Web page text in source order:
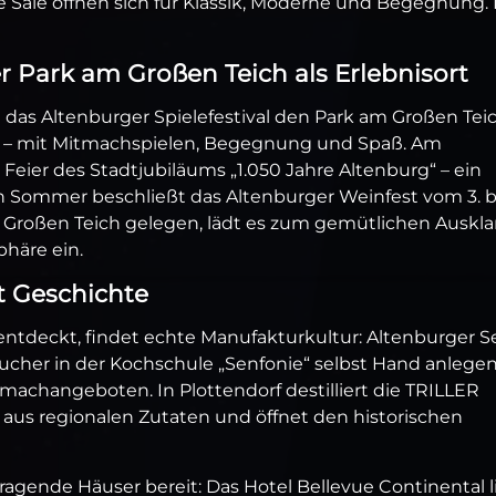
Park am Großen Teich als Erlebnisort
Altenburger Spielefestival den Park am Großen
mit Mitmachspielen, Begegnung und Spaß. Am
des Stadtjubiläums „1.050 Jahre Altenburg“ – ein
Sommer beschließt das Altenburger Weinfest vom 3.
Teich gelegen, lädt es zum gemütlichen
ein.
Geschichte
findet echte Manufakturkultur: Altenburger
in der Kochschule „Senfonie“ selbst Hand
In Plottendorf destilliert die TRILLER
regionalen Zutaten und öffnet den historischen
Häuser bereit: Das Hotel Bellevue Continental